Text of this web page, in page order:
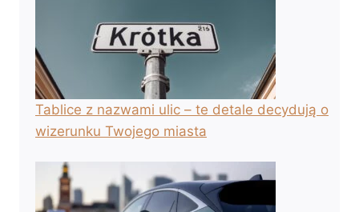
Tablice z nazwami ulic – te detale decydują o
wizerunku Twojego miasta